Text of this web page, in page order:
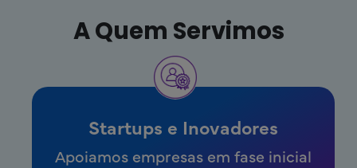
A Quem Servimos
Startups e Inovadores
Apoiamos empresas em fase inicial